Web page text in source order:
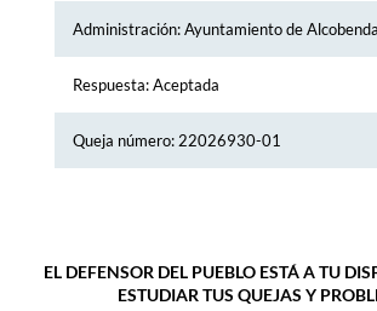
Administración: Ayuntamiento de
Respuesta: Aceptada
Queja número: 22026930-01
EL DEFENSOR DEL PUEBLO ESTÁ A TU
ESTUDIAR TUS QUEJAS Y